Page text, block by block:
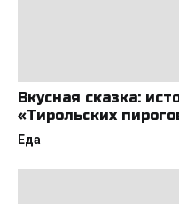
Вкусная сказка:
«Тирольских
Еда